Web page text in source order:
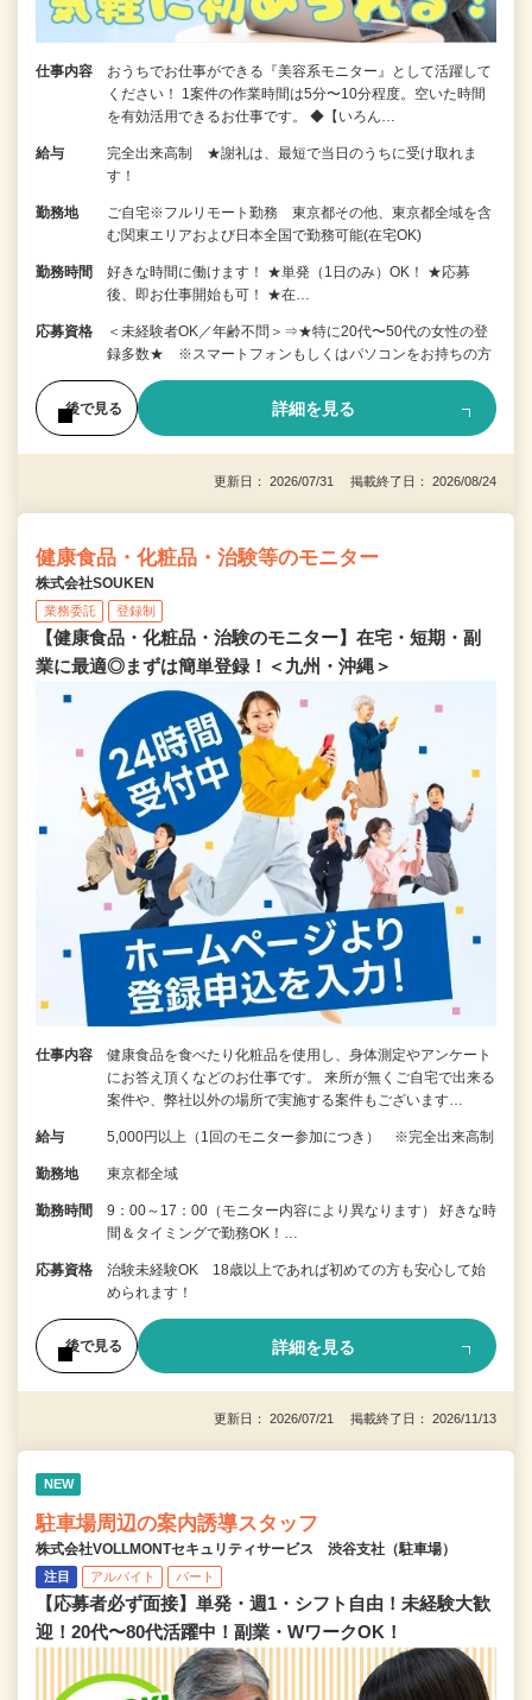
仕事内容
おうちでお仕事ができる『美容系モニター』として活躍して
ください！ 1案件の作業時間は5分〜10分程度。空いた時間
を有効活用できるお仕事です。 ◆【いろん…
給与
完全出来高制 ★謝礼は、最短で当日のうちに受け取れま
す！
勤務地
ご自宅※フルリモート勤務 東京都その他、東京都全域を含
む関東エリアおよび日本全国で勤務可能(在宅OK)
勤務時間
好きな時間に働けます！ ★単発（1日のみ）OK！ ★応募
後、即お仕事開始も可！ ★在…
応募資格
＜未経験者OK／年齢不問＞⇒★特に20代〜50代の女性の登
録多数★ ※スマートフォンもしくはパソコンをお持ちの方
後で見る 詳細を見る
更新日： 2026/07/31 掲載終了日： 2026/08/24
健康食品・化粧品・治験等のモニター
株式会社SOUKEN
業務委託 登録制
【健康食品・化粧品・治験のモニター】在宅・短期・副
業に最適◎まずは簡単登録！＜九州・沖縄＞
仕事内容
健康食品を食べたり化粧品を使用し、身体測定やアンケート
にお答え頂くなどのお仕事です。 来所が無くご自宅で出来る
案件や、弊社以外の場所で実施する案件もございます…
給与 5,000円以上（1回のモニター参加につき） ※完全出来高制
勤務地 東京都全域
勤務時間
9：00～17：00（モニター内容により異なります） 好きな時
間＆タイミングで勤務OK！…
応募資格
治験未経験OK 18歳以上であれば初めての方も安心して始
められます！
後で見る 詳細を見る
更新日： 2026/07/21 掲載終了日： 2026/11/13
NEW
駐車場周辺の案内誘導スタッフ
株式会社VOLLMONTセキュリティサービス 渋谷支社（駐車場）
注目 アルバイト パート
【応募者必ず面接】単発・週1・シフト自由！未経験大歓
迎！20代〜80代活躍中！副業・WワークOK！